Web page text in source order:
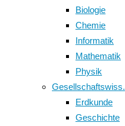
Biologie
Chemie
Informatik
Mathematik
Physik
Gesellschaftswiss.
Erdkunde
Geschichte